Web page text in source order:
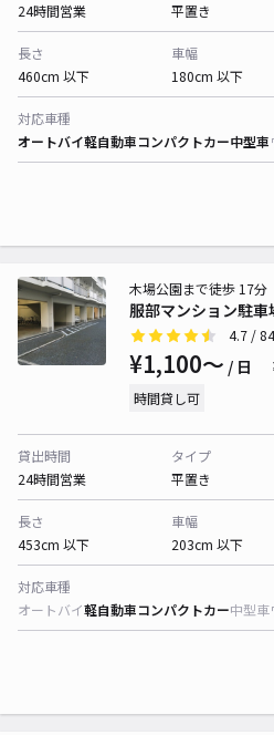
24時間営業
平置き
長さ
460cm 以下
車幅
180cm 以下
対応車種
オートバイ軽自動車コンパクトカー中型車
服部マンション駐車
木場公園まで徒歩 17分
4.7 /
¥1,100〜 / 日
時間貸し可
貸出時間
24時間営業
タイプ
平置き
長さ
453cm 以下
車幅
203cm 以下
対応車種
オートバイ軽自動車コンパクトカー中型車